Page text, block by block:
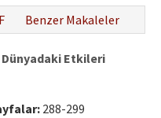
Benzer Makaleler
Dünyadaki Etkileri
288-299